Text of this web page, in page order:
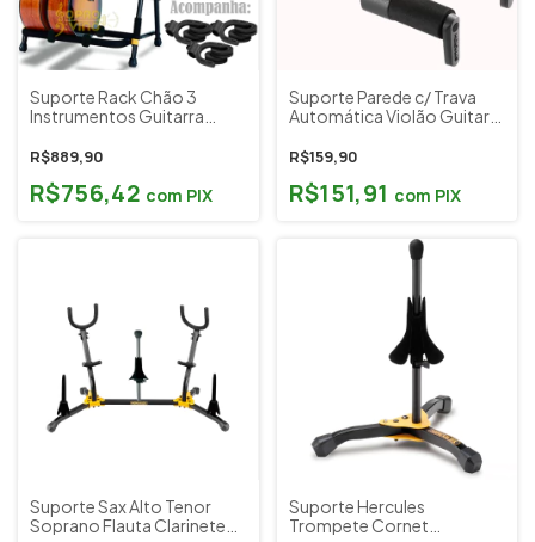
Suporte Rack Chão 3
Instrumentos Guitarra
GS523B Cód. 8273
R$889,90
R$756,42 com PIX
Suporte Parede c/ Trava
Automática Violão Guitarra
PLUS
R$159,90
R$151,91 com PIX
Suporte Sax Alto Tenor
Soprano Flauta Clarinete
Suporte Hercules
Trompete Cornet